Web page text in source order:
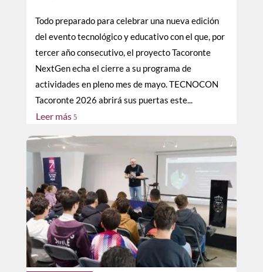
Todo preparado para celebrar una nueva edición
del evento tecnológico y educativo con el que, por
tercer año consecutivo, el proyecto Tacoronte
NextGen echa el cierre a su programa de
actividades en pleno mes de mayo. TECNOCON
Tacoronte 2026 abrirá sus puertas este...
Leer más 5